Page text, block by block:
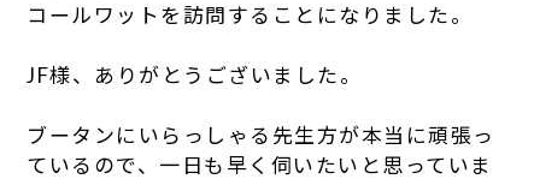
コールワットを訪問することになりました。
JF様、ありがとうございました。
ブータンにいらっしゃる先生方が本当に頑張っ
ているので、一日も早く伺いたいと思っていま